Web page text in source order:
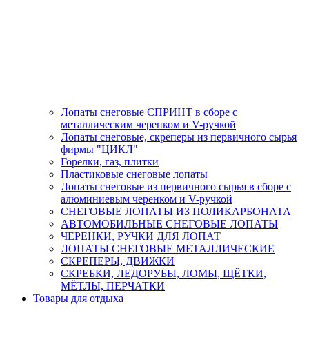
Лопаты снеговые СПРИНТ в сборе с
металлическим черенком и V-ручкой
Лопаты снеговые, скреперы из первичного сырья
фирмы "ЦИКЛ"
Горелки, газ, плитки
Пластиковые снеговые лопаты
Лопаты снеговые из первичного сырья в сборе с
алюминиевым черенком и V-ручкой
СНЕГОВЫЕ ЛОПАТЫ ИЗ ПОЛИКАРБОНАТА
АВТОМОБИЛЬНЫЕ СНЕГОВЫЕ ЛОПАТЫ
ЧЕРЕНКИ, РУЧКИ ДЛЯ ЛОПАТ
ЛОПАТЫ СНЕГОВЫЕ МЕТАЛЛИЧЕСКИЕ
СКРЕПЕРЫ, ДВИЖКИ
СКРЕБКИ, ЛЕДОРУБЫ, ЛОМЫ, ЩЁТКИ,
МЁТЛЫ, ПЕРЧАТКИ
Товары для отдыха